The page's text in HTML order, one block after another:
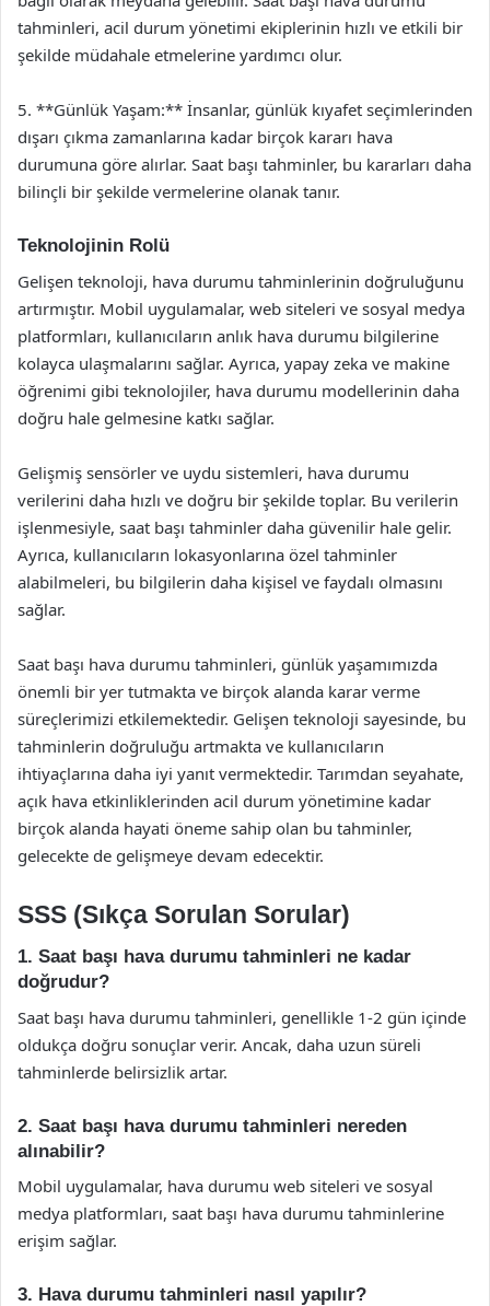
tahminleri, acil durum yönetimi ekiplerinin hızlı ve etkili bir
şekilde müdahale etmelerine yardımcı olur.
5. **Günlük Yaşam:** İnsanlar, günlük kıyafet seçimlerinden
dışarı çıkma zamanlarına kadar birçok kararı hava
durumuna göre alırlar. Saat başı tahminler, bu kararları daha
bilinçli bir şekilde vermelerine olanak tanır.
Teknolojinin Rolü
Gelişen teknoloji, hava durumu tahminlerinin doğruluğunu
artırmıştır. Mobil uygulamalar, web siteleri ve sosyal medya
platformları, kullanıcıların anlık hava durumu bilgilerine
kolayca ulaşmalarını sağlar. Ayrıca, yapay zeka ve makine
öğrenimi gibi teknolojiler, hava durumu modellerinin daha
doğru hale gelmesine katkı sağlar.
Gelişmiş sensörler ve uydu sistemleri, hava durumu
verilerini daha hızlı ve doğru bir şekilde toplar. Bu verilerin
işlenmesiyle, saat başı tahminler daha güvenilir hale gelir.
Ayrıca, kullanıcıların lokasyonlarına özel tahminler
alabilmeleri, bu bilgilerin daha kişisel ve faydalı olmasını
sağlar.
Saat başı hava durumu tahminleri, günlük yaşamımızda
önemli bir yer tutmakta ve birçok alanda karar verme
süreçlerimizi etkilemektedir. Gelişen teknoloji sayesinde, bu
tahminlerin doğruluğu artmakta ve kullanıcıların
ihtiyaçlarına daha iyi yanıt vermektedir. Tarımdan seyahate,
açık hava etkinliklerinden acil durum yönetimine kadar
birçok alanda hayati öneme sahip olan bu tahminler,
gelecekte de gelişmeye devam edecektir.
SSS (Sıkça Sorulan Sorular)
1. Saat başı hava durumu tahminleri ne kadar
doğrudur?
Saat başı hava durumu tahminleri, genellikle 1-2 gün içinde
oldukça doğru sonuçlar verir. Ancak, daha uzun süreli
tahminlerde belirsizlik artar.
2. Saat başı hava durumu tahminleri nereden
alınabilir?
Mobil uygulamalar, hava durumu web siteleri ve sosyal
medya platformları, saat başı hava durumu tahminlerine
erişim sağlar.
3. Hava durumu tahminleri nasıl yapılır?